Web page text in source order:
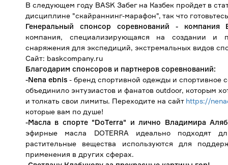
В следующем году BASK Забег на Казбек пройдет в
дисциплине "скайраннинг-марафон", так что
Генеральный спонсор соревнований - компания
компания, специализирующаяся на создании и
снаряжения для экспедиций, экстремальных видов
Сайт: baskcompany.ru
Благодарим спонсоров и партнеров соревнований:
-Nena ebnis - бренд спортивной одежды и спортивное
объединило энтузиастов и фанатов outdoor, которым
и толкать свои лимиты. Переходите на сайт https://
которые вам по душе!
-Масла в спорте "DoTerra" и лично Владимира
эфирные масла DOTERRA идеально подходят
растительные вещества используются для
применения в других сферах.